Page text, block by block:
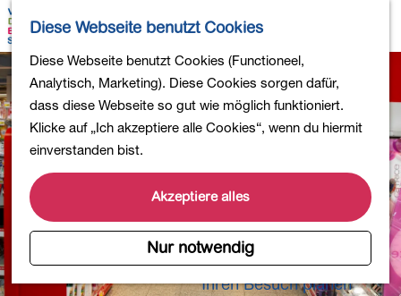
Diese Webseite benutzt Cookies
Diese Webseite benutzt Cookies (Functioneel,
Analytisch, Marketing). Diese Cookies sorgen dafür,
dass diese Webseite so gut wie möglich funktioniert.
Klicke auf „Ich akzeptiere alle Cookies“, wenn du hiermit
einverstanden bist.
Akzeptiere alles
Nur notwendig
G
e
h
e
n
S
i
z
u
r
K
r
t
e
S
c
h
e
n
e
n
ü
Einkaufen
Essen und Trinken
Kinderaktivitäten
In die Natur
Polder und Seen
Museen und mehr
Aktiv und gesund
4-Tage-Wanderung
Übernachtungen
Ihren Besuch planen